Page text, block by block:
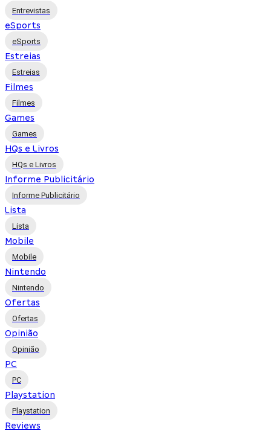
Entrevistas
eSports
eSports
Estreias
Estreias
Filmes
Filmes
Games
Games
HQs e Livros
HQs e Livros
Informe Publicitário
Informe Publicitário
Lista
Lista
Mobile
Mobile
Nintendo
Nintendo
Ofertas
Ofertas
Opinião
Opinião
PC
PC
Playstation
Playstation
Reviews